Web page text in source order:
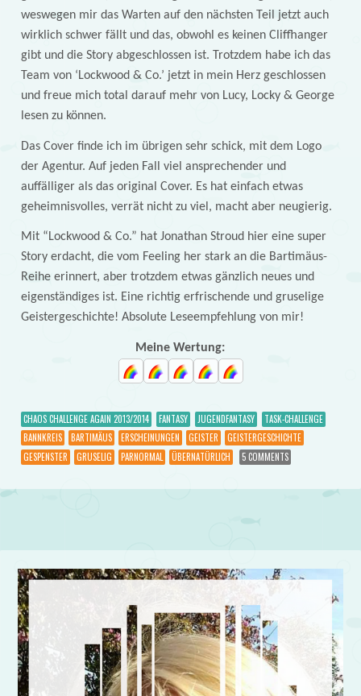
weswegen mir das Warten auf den nächsten Teil jetzt auch
wirklich schwer fällt und das, obwohl es keinen Cliffhanger
gibt und die Story abgeschlossen ist. Trotzdem habe ich das
Team von ‘Lockwood & Co.’ jetzt in mein Herz geschlossen
und freue mich total darauf mehr von Lucy, Locky & George
lesen zu können.
Das Cover finde ich im übrigen sehr schick, mit dem Logo
der Agentur. Auf jeden Fall viel ansprechender und
auffälliger als das original Cover. Es hat einfach etwas
geheimnisvolles, verrät nicht zu viel, macht aber neugierig.
Mit “Lockwood & Co.” hat Jonathan Stroud hier eine super
Story erdacht, die vom Feeling her stark an die Bartimäus-
Reihe erinnert, aber trotzdem etwas gänzlich neues und
eigenständiges ist. Eine richtig erfrischende und gruselige
Geistergeschichte! Absolute Leseempfehlung von mir!
Meine Wertung:
CHAOS CHALLENGE AGAIN 2013/2014 FANTASY JUGENDFANTASY
TASK-CHALLENGE
BANNKREIS
BARTIMÄUS ERSCHEINUNGEN GEISTER
GEISTERGESCHICHTE
GESPENSTER
GRUSELIG PARNORMAL ÜBERNATÜRLICH 5 COMMENTS
Post navigation